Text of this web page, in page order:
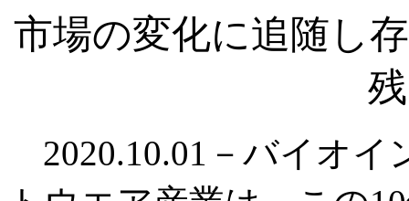
市場の変化に追随し
2020.10.01－バイオイ